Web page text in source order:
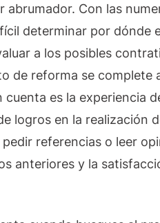
abrumador. Con las
determinar por dónde
a los posibles
de reforma se complete
es la experiencia
logros en la realización
referencias o leer
anteriores y la